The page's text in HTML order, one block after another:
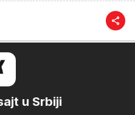
u Srbiji